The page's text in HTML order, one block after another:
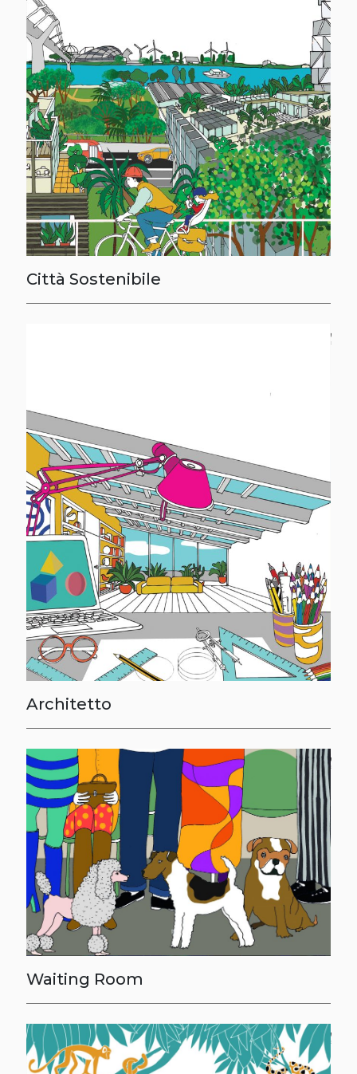
Città Sostenibile
Architetto
Waiting Room